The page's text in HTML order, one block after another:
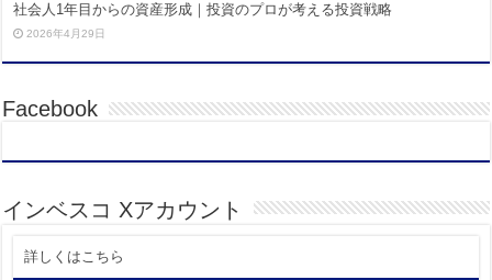
社会人1年目からの資産形成｜投資のプロが考える投資戦略
2026年4月29日
Facebook
インベスコ Xアカウント
詳しくはこちら